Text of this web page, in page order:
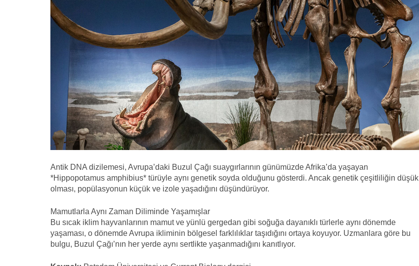
Antik DNA dizilemesi, Avrupa’daki Buzul Çağı suaygırlarının günümüzde Afrika’da yaşayan
*Hippopotamus amphibius* türüyle aynı genetik soyda olduğunu gösterdi. Ancak genetik çeşitliliğin düşük
olması, popülasyonun küçük ve izole yaşadığını düşündürüyor.
Mamutlarla Aynı Zaman Diliminde Yaşamışlar
Bu sıcak iklim hayvanlarının mamut ve yünlü gergedan gibi soğuğa dayanıklı türlerle aynı dönemde
yaşaması, o dönemde Avrupa ikliminin bölgesel farklılıklar taşıdığını ortaya koyuyor. Uzmanlara göre bu
bulgu, Buzul Çağı’nın her yerde aynı sertlikte yaşanmadığını kanıtlıyor.